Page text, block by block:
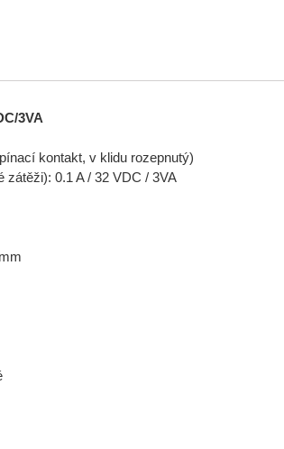
3VA
kontakt, v klidu rozepnutý)
zátěži): 0.1 A / 32 VDC / 3VA